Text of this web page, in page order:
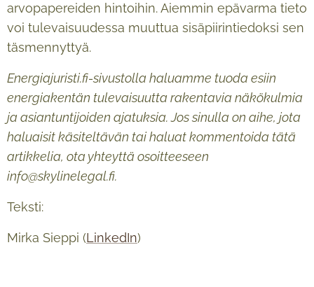
arvopapereiden hintoihin. Aiemmin epävarma tieto
voi tulevaisuudessa muuttua sisäpiirintiedoksi sen
täsmennyttyä.
Energiajuristi.fi-sivustolla haluamme tuoda esiin
energiakentän tulevaisuutta rakentavia näkökulmia
ja asiantuntijoiden ajatuksia. Jos sinulla on aihe, jota
haluaisit käsiteltävän tai haluat kommentoida tätä
artikkelia, ota yhteyttä osoitteeseen
info@skylinelegal.fi.
Teksti:
Mirka Sieppi (LinkedIn)